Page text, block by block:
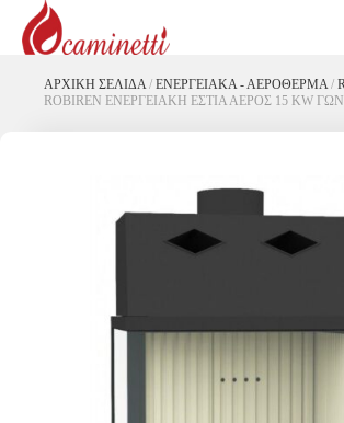
ΑΡΧΙΚΉ ΣΕΛΊΔΑ / ΕΝΕΡΓΕΙΑΚΆ - ΑΕΡΌΘΕΡΜΑ /
ROBIREN ΕΝΕΡΓΕΙΑΚΗ ΕΣΤΙΑ ΑΕΡΟΣ 15 KW